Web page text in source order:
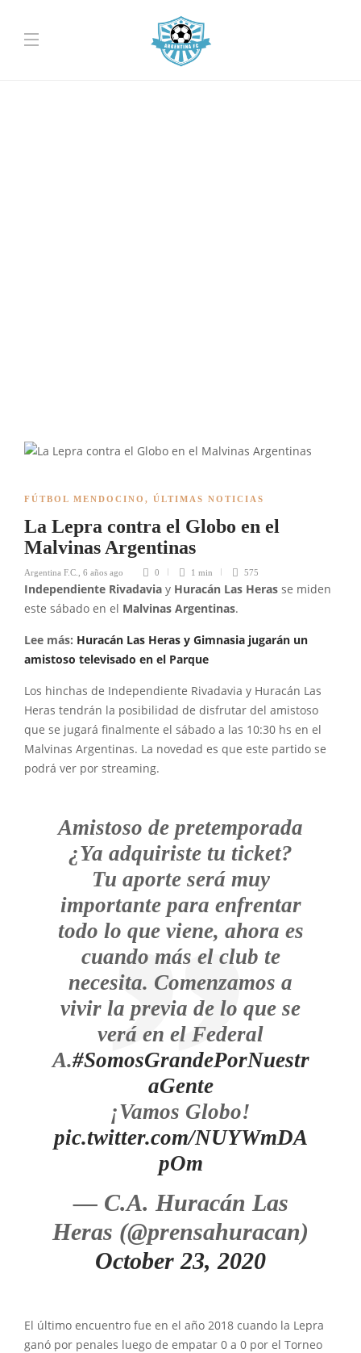
FÚTBOL MENDOCINO , ÚLTIMAS NOTICIAS
La Lepra contra el Globo en el
Malvinas Argentinas
Argentina F.C. 6 años ago 0 1 min 575
Independiente Rivadavia y Huracán Las Heras se miden
este sábado en el Malvinas Argentinas.
Lee más: Huracán Las Heras y Gimnasia jugarán un
amistoso televisado en el Parque
Los hinchas de Independiente Rivadavia y Huracán Las
Heras tendrán la posibilidad de disfrutar del amistoso
que se jugará finalmente el sábado a las 10:30 hs en el
Malvinas Argentinas. La novedad es que este partido se
podrá ver por streaming.
Amistoso de pretemporada
¿Ya adquiriste tu ticket?
Tu aporte será muy
importante para enfrentar
todo lo que viene, ahora es
cuando más el club te
necesita. Comenzamos a
vivir la previa de lo que se
verá en el Federal
A.#SomosGrandePorNuestr
aGente
¡Vamos Globo!
pic.twitter.com/NUYWmDA
pOm
— C.A. Huracán Las
Heras (@prensahuracan)
October 23, 2020
El último encuentro fue en el año 2018 cuando la Lepra
ganó por penales luego de empatar 0 a 0 por el Torneo